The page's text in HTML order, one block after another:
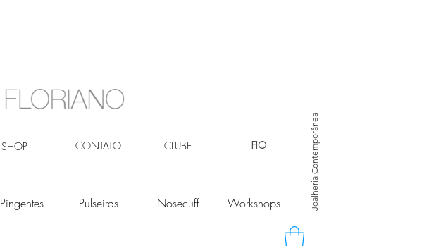
SHOP CONTATO CLUBE Joalheria Contemporânea
FIO
Pingentes Pulseiras Nosecuff Workshops